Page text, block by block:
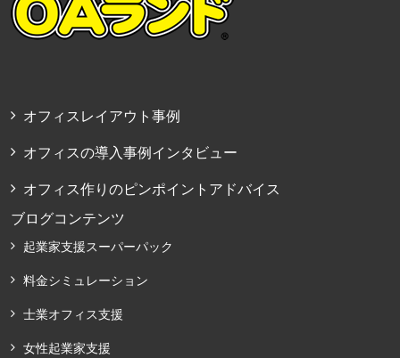
オフィスレイアウト事例
オフィスの導入事例インタビュー
オフィス作りのピンポイントアドバイス
ブログコンテンツ
起業家支援スーパーパック
料金シミュレーション
士業オフィス支援
女性起業家支援